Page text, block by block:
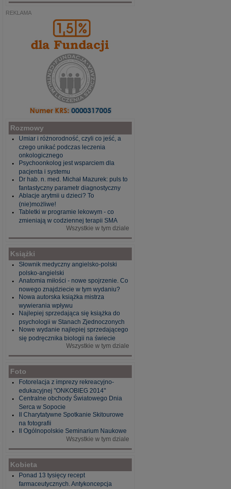
REKLAMA
Rozmowy
Umiar i różnorodność, czyli co jeść, a
czego unikać podczas leczenia
onkologicznego
Psychoonkolog jest wsparciem dla
pacjenta i systemu
Dr hab. n. med. Michał Mazurek: puls to
fantastyczny parametr diagnostyczny
Ablacje arytmii u dzieci? To
(nie)możliwe!
Tabletki w programie lekowym - co
zmieniają w codziennej terapii SMA
Wszystkie w tym dziale
Książki
Słownik medyczny angielsko-polski
polsko-angielski
Anatomia miłości - nowe spojrzenie. Co
nowego znajdziecie w tym wydaniu?
Nowa autorska książka mistrza
wywierania wpływu
Najlepiej sprzedająca się książka do
psychologii w Stanach Zjednoczonych
Nowe wydanie najlepiej sprzedającego
się podręcznika biologii na świecie
Wszystkie w tym dziale
Foto
Fotorelacja z imprezy rekreacyjno-
edukacyjnej "ONKOBIEG 2014"
Centralne obchody Światowego Dnia
Serca w Sopocie
II Charytatywne Spotkanie Skitourowe
na fotografii
II Ogólnopolskie Seminarium Naukowe
Wszystkie w tym dziale
Kobieta
Ponad 13 tysięcy recept
farmaceutycznych. Antykoncepcja